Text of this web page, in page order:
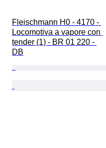
Fleischmann H0 - 4170 -
Locomotiva a vapore con
tender (1) - BR 01 220 -
DB